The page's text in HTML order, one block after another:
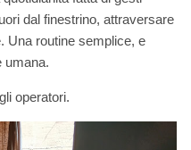
dal finestrino, attraversare
Una routine semplice, e
umana.
operatori.